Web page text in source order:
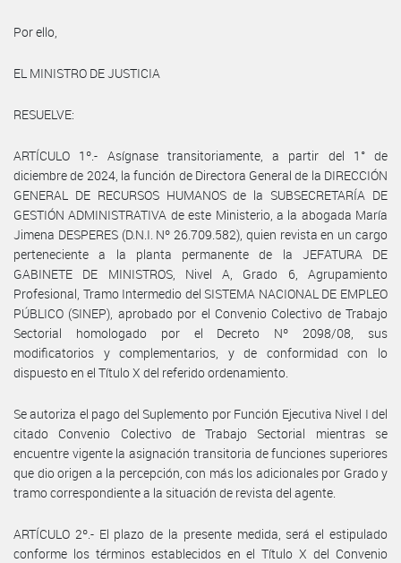
Por ello,
EL MINISTRO DE JUSTICIA
RESUELVE:
ARTÍCULO 1º.- Asígnase transitoriamente, a partir del 1° de
diciembre de 2024, la función de Directora General de la DIRECCIÓN
GENERAL DE RECURSOS HUMANOS de la SUBSECRETARÍA DE
GESTIÓN ADMINISTRATIVA de este Ministerio, a la abogada María
Jimena DESPERES (D.N.I. Nº 26.709.582), quien revista en un cargo
perteneciente a la planta permanente de la JEFATURA DE
GABINETE DE MINISTROS, Nivel A, Grado 6, Agrupamiento
Profesional, Tramo Intermedio del SISTEMA NACIONAL DE EMPLEO
PÚBLICO (SINEP), aprobado por el Convenio Colectivo de Trabajo
Sectorial homologado por el Decreto Nº 2098/08, sus
modificatorios y complementarios, y de conformidad con lo
dispuesto en el Título X del referido ordenamiento.
Se autoriza el pago del Suplemento por Función Ejecutiva Nivel I del
citado Convenio Colectivo de Trabajo Sectorial mientras se
encuentre vigente la asignación transitoria de funciones superiores
que dio origen a la percepción, con más los adicionales por Grado y
tramo correspondiente a la situación de revista del agente.
ARTÍCULO 2º.- El plazo de la presente medida, será el estipulado
conforme los términos establecidos en el Título X del Convenio